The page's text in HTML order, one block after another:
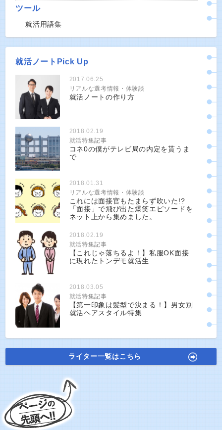
ツール
就活用語集
就活ノートPick Up
2017.06.25
リアルな選考情報・体験談
就活ノートの作り方
2018.02.19
就活特集記事
コネ0の僕がテレビ局の内定を貰うま
で
2018.01.31
リアルな選考情報・体験談
これには面接官もたまらず吹いた!?
「面接」で飛び出た爆笑エピソードを
ネット上から集めました。
2018.02.19
就活特集記事
【これじゃ落ちるよ！】私服OK面接
に現れたトンデモ就活生
2018.03.05
就活特集記事
【第一印象は髪型で決まる！】男女別
就活ヘアスタイル特集
ライター一覧はこちら